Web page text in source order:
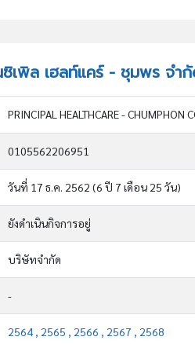
เพิล เฮลท์แคร์ - ชุมพร จำ
PRINCIPAL HEALTHCARE - CHUMPHON
0105562206951
วันที่ 17 ธ.ค. 2562 (6 ปี 7 เดือน 25 วัน)
ยังดำเนินกิจการอยู่
บริษัทจำกัด
-
2564 , 2565 , 2566 , 2567 , 2568